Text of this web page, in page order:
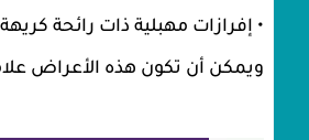
• إفرازات مهبلية ذات رائحة كريهة
ويمكن أن تكون هذه الأعراض